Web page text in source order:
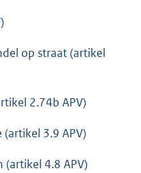
op straat (artikel
2.74b APV)
3.9 APV)
4.8 APV)